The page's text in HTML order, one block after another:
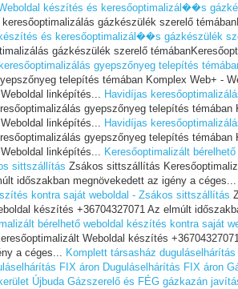
készítés és keresőoptimalizál��s
gázkészülék szerelő
és keresőoptimalizál��s gázkészülék
gázkészülék szerelő
gyepszőnyeg telepítés
telepítés témában Komplex Web+ -
linképítés... Havidíjas
gyepszőnyeg telepítés témában
linképítés... Havidíjas
gyepszőnyeg telepítés témában
linképítés... Keresőoptimalizált
sittszállítás Zsákos sittszállítás
időszakban megnövekedett az igény a céges...
kontra saját weboldal - Zsákos sittszállítás
készítés +36704327071 Az elmúlt
bérelhető weboldal készítés kontra saját
Weboldal készítés
a céges... Komplett társasház duguláselhárítás
FIX áron Duguláselhárítás FIX áron
Újbuda Gázszerelő és FÉG gázkazán